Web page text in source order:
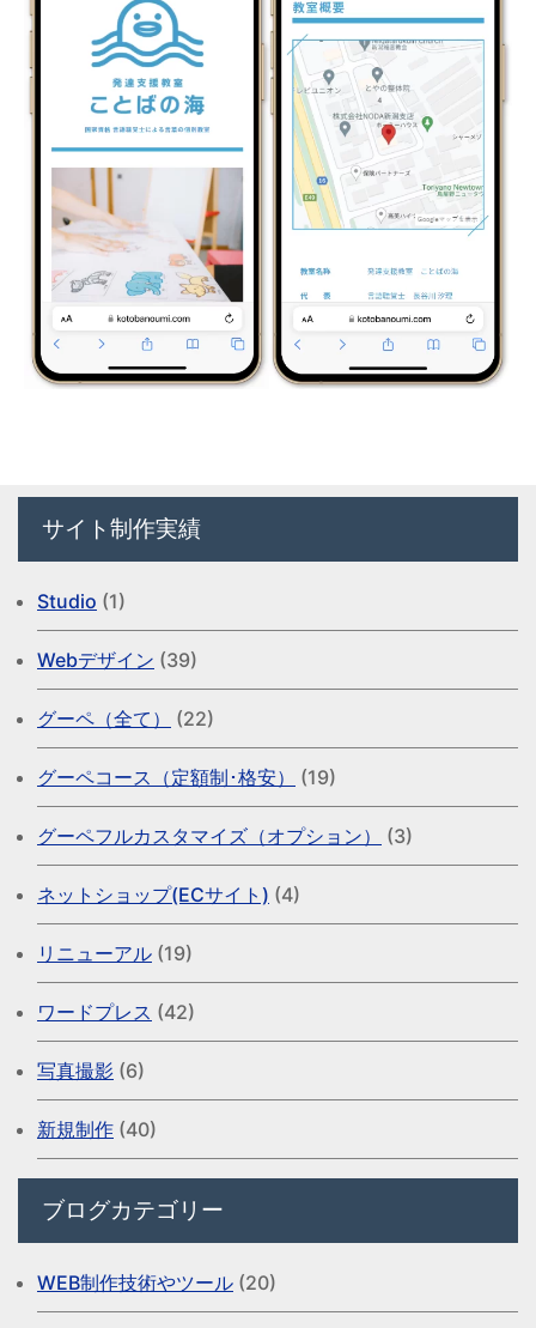
サイト制作実績
Studio (1)
Webデザイン (39)
グーペ（全て） (22)
グーペコース（定額制･格安） (19)
グーペフルカスタマイズ（オプション） (3)
ネットショップ(ECサイト) (4)
リニューアル (19)
ワードプレス (42)
写真撮影 (6)
新規制作 (40)
ブログカテゴリー
WEB制作技術やツール (20)